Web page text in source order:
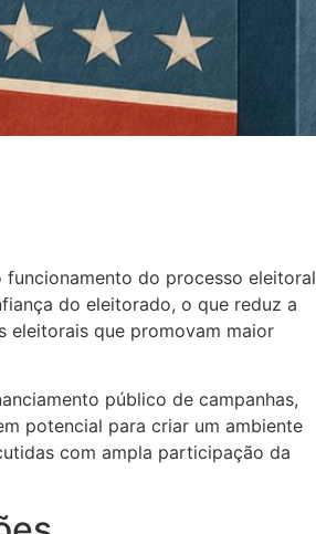
do processo eleitoral
do eleitorado, o que reduz a
eleitorais que promovam maior
público de campanhas,
potencial para criar um ambiente
com ampla participação da